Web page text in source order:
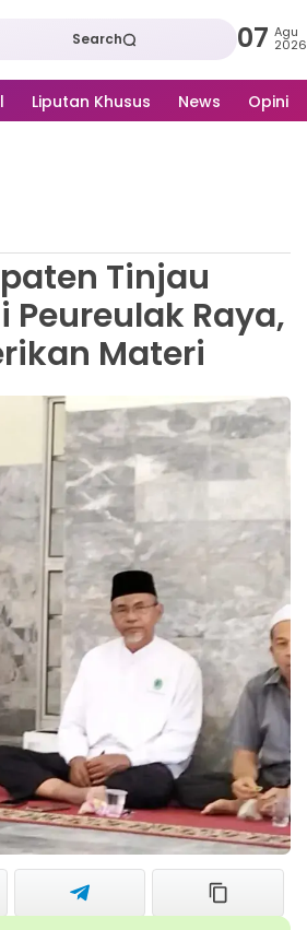
Search 07 Agu
2026
Liputan Khusus News Opini
Tinjau
Raya,
Materi